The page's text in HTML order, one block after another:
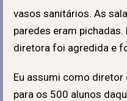
vasos sanitários. As
paredes eram
diretora foi agredida e
Eu assumi como
para os 500 alunos